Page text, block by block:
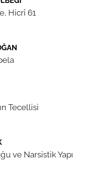
Hicrî 61
Tecellisi
ve Narsistik Yapı